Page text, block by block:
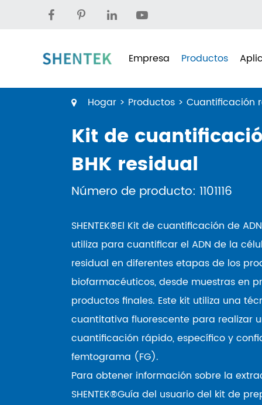
Empresa Productos
Hogar Productos Cuantificación
Kit de
BHK residual
Número de producto: 1101116
SHENTEK®El Kit de cuantificación de
utiliza para cuantificar el ADN de la
residual en diferentes etapas de los
biofarmacéuticos, desde muestras en
productos finales. Este kit utiliza una
cuantitativa fluorescente para realizar
cuantificación rápido, específico y
femtograma (FG).
Para obtener información sobre la
SHENTEK®Guía del usuario del kit de